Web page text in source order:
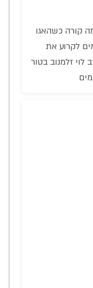
קורה כשהאגו
לקרוע את
לוי זלמנוב בטור